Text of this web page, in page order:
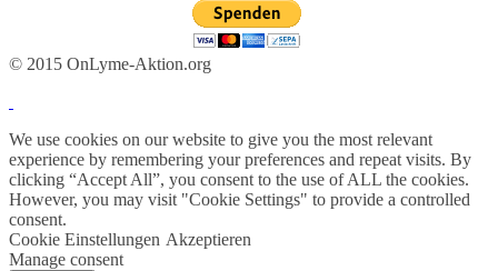
© 2015 OnLyme-Aktion.org
We use cookies on our website to give you the most relevant
experience by remembering your preferences and repeat visits. By
clicking “Accept All”, you consent to the use of ALL the cookies.
However, you may visit "Cookie Settings" to provide a controlled
consent.
Cookie Einstellungen Akzeptieren
Manage consent